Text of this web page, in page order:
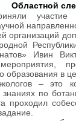
Областной
участие
организаций
Ивин
образования в
– это
знаниях по
проходил